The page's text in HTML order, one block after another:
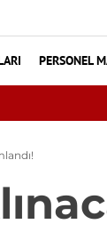
PERSONEL
ve Boyun